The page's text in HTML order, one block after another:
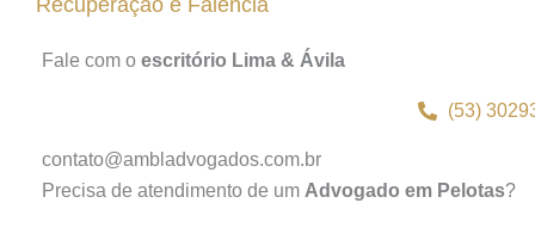
Recuperação e Falência
Fale com o escritório Lima & Ávila
(53)
contato@ambladvogados.com.br
Precisa de atendimento de um Advogado em Pelotas?